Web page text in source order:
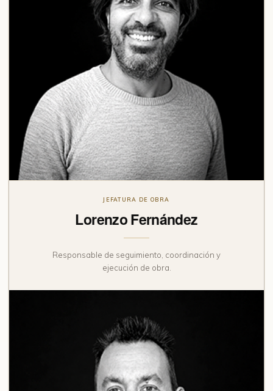
JEFATURA DE OBRA
Lorenzo Fernández
Responsable de seguimiento, coordinación y
ejecución de obra.